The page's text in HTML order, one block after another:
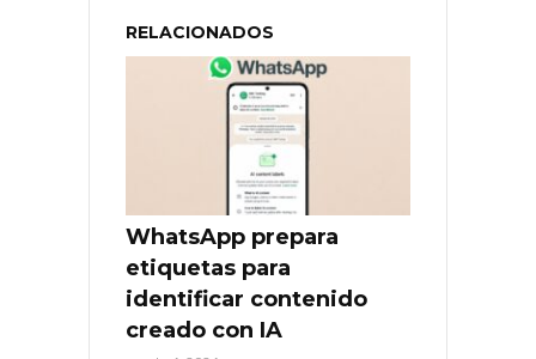
RELACIONADOS
WhatsApp prepara
etiquetas para
identificar contenido
creado con IA